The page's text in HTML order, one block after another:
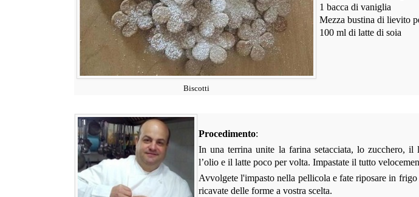
Biscotti
1 bacca di vaniglia
Mezza bustina di lievito
100 ml di latte di soia
Procedimento:
In una terrina unite la farina setacciata, lo zucchero,
l’olio e il latte poco per volta. Impastate il tutto
Avvolgete l'impasto nella pellicola e fate riposare in
ricavate delle forme a vostra scelta.